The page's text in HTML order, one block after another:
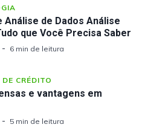
Análise de Dados Análise
que Você Precisa Saber
6 min de leitura
CRÉDITO
e vantagens em
5 min de leitura